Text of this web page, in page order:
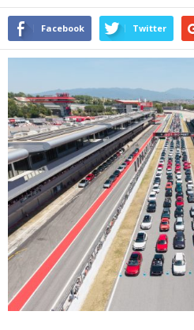
Facebook Twitter